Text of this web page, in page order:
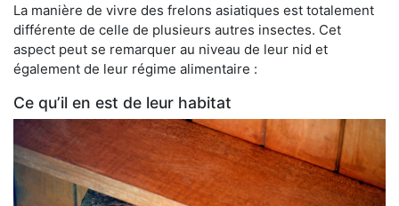
La manière de vivre des frelons asiatiques est totalement
différente de celle de plusieurs autres insectes. Cet
aspect peut se remarquer au niveau de leur nid et
également de leur régime alimentaire :
Ce qu’il en est de leur habitat